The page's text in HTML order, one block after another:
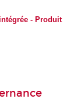
- Produit